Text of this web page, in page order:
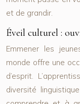
et de grandir.
Éveil culturel :
Emmener les
monde offre une
d’esprit.
diversité